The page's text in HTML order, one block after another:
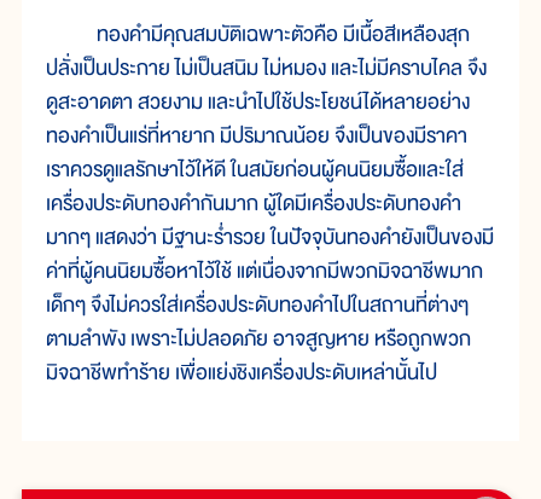
ทองคำมีคุณสมบัติเฉพาะตัวคือ มีเนื้อสีเหลืองสุก
ปลั่งเป็นประกาย ไม่เป็นสนิม ไม่หมอง และไม่มีคราบไคล จึง
ดูสะอาดตา สวยงาม และนำไปใช้ประโยชน์ได้หลายอย่าง
ทองคำเป็นแร่ที่หายาก มีปริมาณน้อย จึงเป็นของมีราคา
เราควรดูแลรักษาไว้ให้ดี ในสมัยก่อนผู้คนนิยมซื้อและใส่
เครื่องประดับทองคำกันมาก ผู้ใดมีเครื่องประดับทองคำ
มากๆ แสดงว่า มีฐานะร่ำรวย ในปัจจุบันทองคำยังเป็นของมี
ค่าที่ผู้คนนิยมซื้อหาไว้ใช้ แต่เนื่องจากมีพวกมิจฉาชีพมาก
เด็กๆ จึงไม่ควรใส่เครื่องประดับทองคำไปในสถานที่ต่างๆ
ตามลำพัง เพราะไม่ปลอดภัย อาจสูญหาย หรือถูกพวก
มิจฉาชีพทำร้าย เพื่อแย่งชิงเครื่องประดับเหล่านั้นไป